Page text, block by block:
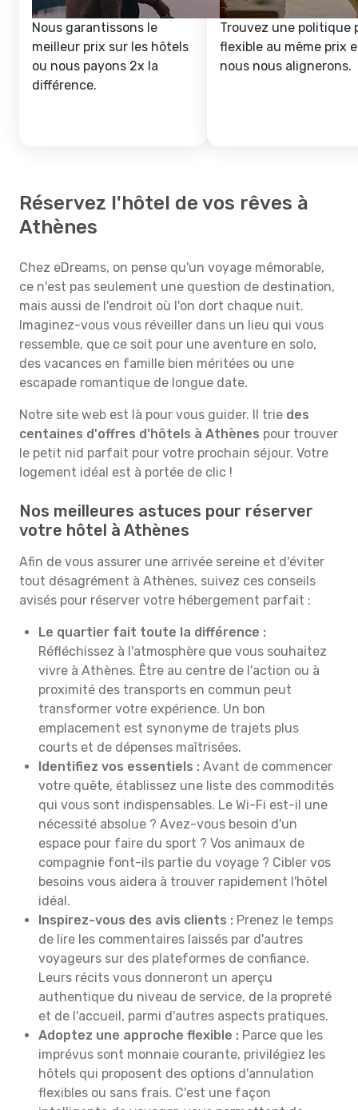
Nous garantissons le
meilleur prix sur les hôtels
ou nous payons 2x la
différence.
Trouvez une politique
flexible au même prix
nous nous alignerons.
Réservez l'hôtel de vos rêves à
Athènes
Chez eDreams, on pense qu'un voyage mémorable,
ce n'est pas seulement une question de destination,
mais aussi de l'endroit où l'on dort chaque nuit.
Imaginez-vous vous réveiller dans un lieu qui vous
ressemble, que ce soit pour une aventure en solo,
des vacances en famille bien méritées ou une
escapade romantique de longue date.
Notre site web est là pour vous guider. Il trie des
centaines d'offres d'hôtels à Athènes pour trouver
le petit nid parfait pour votre prochain séjour. Votre
logement idéal est à portée de clic !
Nos meilleures astuces pour réserver
votre hôtel à Athènes
Afin de vous assurer une arrivée sereine et d'éviter
tout désagrément à Athènes, suivez ces conseils
avisés pour réserver votre hébergement parfait :
Le quartier fait toute la différence :
Réfléchissez à l'atmosphère que vous souhaitez
vivre à Athènes. Être au centre de l'action ou à
proximité des transports en commun peut
transformer votre expérience. Un bon
emplacement est synonyme de trajets plus
courts et de dépenses maîtrisées.
Identifiez vos essentiels : Avant de commencer
votre quête, établissez une liste des commodités
qui vous sont indispensables. Le Wi-Fi est-il une
nécessité absolue ? Avez-vous besoin d'un
espace pour faire du sport ? Vos animaux de
compagnie font-ils partie du voyage ? Cibler vos
besoins vous aidera à trouver rapidement l'hôtel
idéal.
Inspirez-vous des avis clients : Prenez le temps
de lire les commentaires laissés par d'autres
voyageurs sur des plateformes de confiance.
Leurs récits vous donneront un aperçu
authentique du niveau de service, de la propreté
et de l'accueil, parmi d'autres aspects pratiques.
Adoptez une approche flexible : Parce que les
imprévus sont monnaie courante, privilégiez les
hôtels qui proposent des options d'annulation
flexibles ou sans frais. C'est une façon